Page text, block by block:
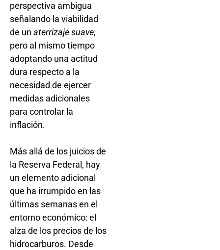
perspectiva ambigua
señalando la viabilidad
de un aterrizaje suave,
pero al mismo tiempo
adoptando una actitud
dura respecto a la
necesidad de ejercer
medidas adicionales
para controlar la
inflación.
Más allá de los juicios de
la Reserva Federal, hay
un elemento adicional
que ha irrumpido en las
últimas semanas en el
entorno económico: el
alza de los precios de los
hidrocarburos. Desde